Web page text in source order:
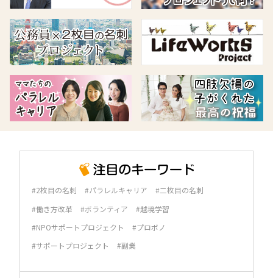
#2枚目の名刺 #パラレルキャリア
#二枚目の名刺
#働き方改革
#ボランティア
#越境学習
#NPOサポートプロジェクト
#プロボノ
#サポートプロジェクト
#副業